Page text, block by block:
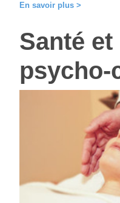
En savoir plus >
Santé
psycho-